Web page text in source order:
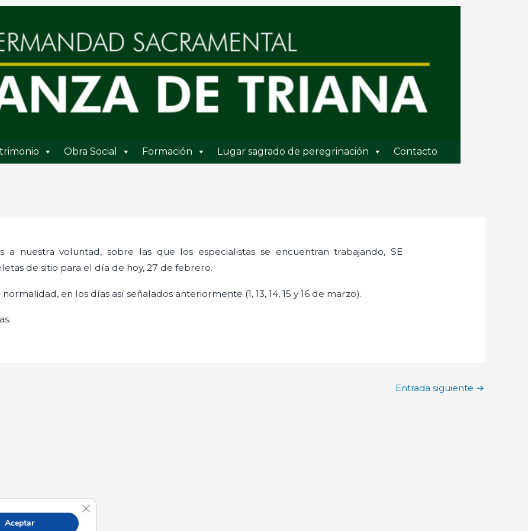
Obra Social Formación Lugar sagrado de peregrinación Contacto
a nuestra voluntad, sobre las que los especialistas se encuentran trabajando, SE
de sitio para el día de hoy, 27 de febrero.
en los días así señalados anteriormente (1, 13, 14, 15 y 16 de marzo).
Entrada siguiente →
Aceptar
Cerrar el banner de cookies RGPD